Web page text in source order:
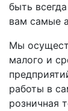
быть
вам самые
Мы
малого и
работы в
розничная